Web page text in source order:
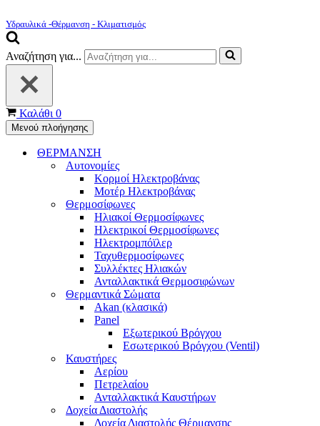
Υδραυλικά -Θέρμανση - Κλιματισμός
Αναζήτηση για...
Καλάθι 0
Μενού πλοήγησης
ΘΕΡΜΑΝΣΗ
Αυτονομίες
Κορμοί Ηλεκτροβάνας
Μοτέρ Ηλεκτροβάνας
Θερμοσίφωνες
Ηλιακοί Θερμοσίφωνες
Ηλεκτρικοί Θερμοσίφωνες
Ηλεκτρομπόϊλερ
Ταχυθερμοσίφωνες
Συλλέκτες Ηλιακών
Ανταλλακτικά Θερμοσιφώνων
Θερμαντικά Σώματα
Akan (κλασικά)
Panel
Εξωτερικού Βρόγχου
Εσωτερικού Βρόγχου (Ventil)
Καυστήρες
Αερίου
Πετρελαίου
Ανταλλακτικά Καυστήρων
Δοχεία Διαστολής
Δοχεία Διαστολής Θέρμανσης